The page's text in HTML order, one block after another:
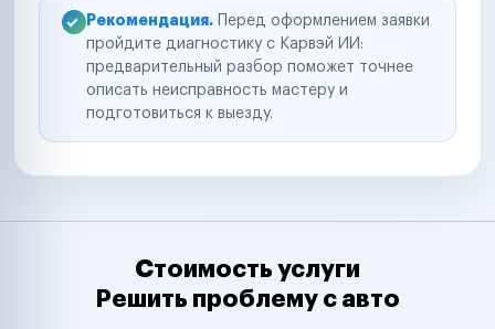
Рекомендация. Перед оформлением заявки
пройдите диагностику с Карвэй ИИ:
предварительный разбор поможет точнее
описать неисправность мастеру и
подготовиться к выезду.
Стоимость услуги
Решить проблему с авто